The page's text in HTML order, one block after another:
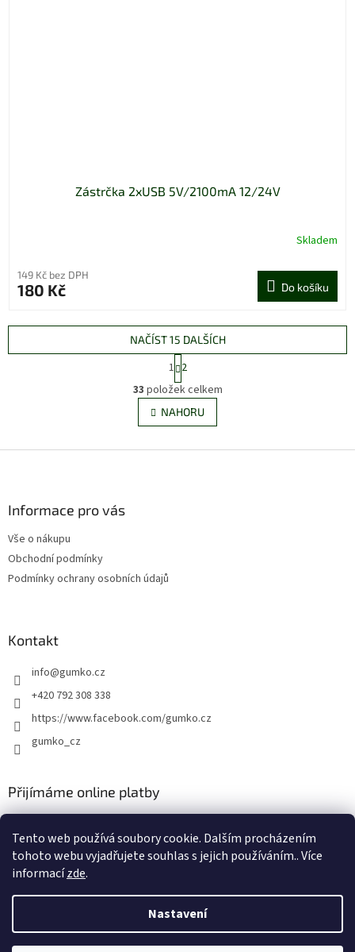
Tento web používá soubory cookie. Dalším procházením
tohoto webu vyjadřujete souhlas s jejich používáním.. Více
informacízde.
Nastavení
Zástrčka 2xUSB 5V/2100mA 12/24V
Skladem
149 Kč bez DPH
180 Kč Do košíku
O
v
l
á
NAČÍST 15 DALŠÍCH
S
t
r
á
n
k
v
1 2
33 položek celkem
NAHORU
Informace pro vás
Vše o nákupu
Obchodní podmínky
Podmínky ochrany osobních údajů
Kontakt
info@gumko.cz
+420 792 308 338
https://www.facebook.com/gumko.cz
gumko_cz
Přijímáme online platby